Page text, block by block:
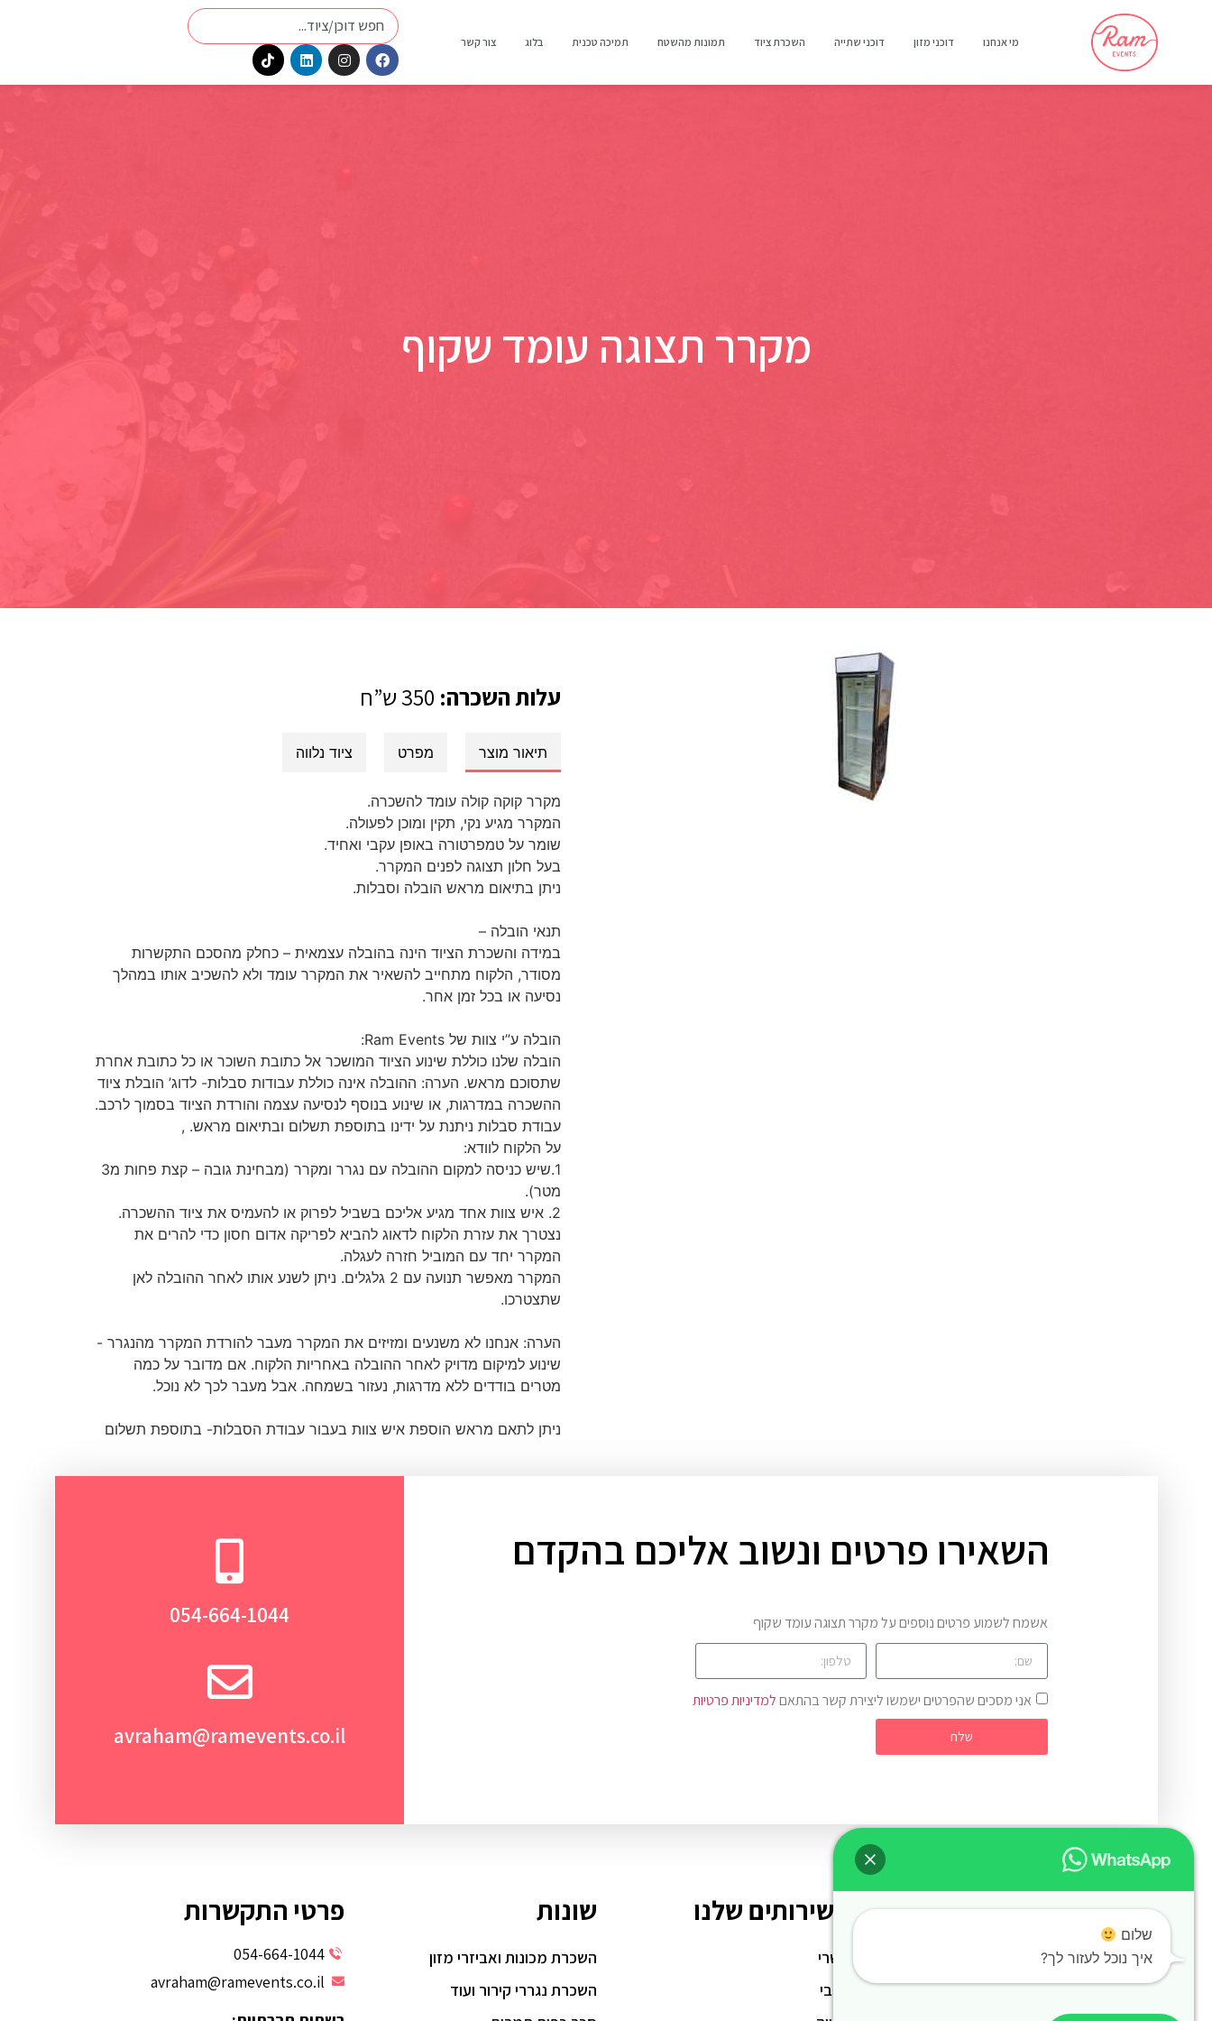
מי אנחנו דוכני מזון דוכני שתייה השכרת ציוד תמונות מהשטח תמיכה טכנית בלוג צור קשר
מקרר תצוגה עומד שקוף
עלות השכרה: 350 ש”ח
תיאור מוצר מפרט ציוד נלווה
מקרר קוקה קולה עומד להשכרה.
המקרר מגיע נקי, תקין ומוכן לפעולה.
שומר על טמפרטורה באופן עקבי ואחיד.
בעל חלון תצוגה לפנים המקרר.
ניתן בתיאום מראש הובלה וסבלות.
תנאי הובלה –
במידה והשכרת הציוד הינה בהובלה עצמאית – כחלק מהסכם התקשרות
מסודר, הלקוח מתחייב להשאיר את המקרר עומד ולא להשכיב אותו במהלך
נסיעה או בכל זמן אחר.
הובלה ע”י צוות של Ram Events:
הובלה שלנו כוללת שינוע הציוד המושכר אל כתובת השוכר או כל כתובת אחרת
שתסוכם מראש. הערה: ההובלה אינה כוללת עבודות סבלות- לדוג’ הובלת ציוד
ההשכרה במדרגות, או שינוע בנוסף לנסיעה עצמה והורדת הציוד בסמוך לרכב.
עבודת סבלות ניתנת על ידינו בתוספת תשלום ובתיאום מראש. ,
על הלקוח לוודא:
1.שיש כניסה למקום ההובלה עם נגרר ומקרר (מבחינת גובה – קצת פחות מ3
מטר).
2. איש צוות אחד מגיע אליכם בשביל לפרוק או להעמיס את ציוד ההשכרה.
נצטרך את עזרת הלקוח לדאוג להביא לפריקה אדום חסון כדי להרים את
המקרר יחד עם המוביל חזרה לעגלה.
המקרר מאפשר תנועה עם 2 גלגלים. ניתן לשנע אותו לאחר ההובלה לאן
שתצטרכו.
הערה: אנחנו לא משנעים ומזיזים את המקרר מעבר להורדת המקרר מהנגרר -
שינוע למיקום מדויק לאחר ההובלה באחריות הלקוח. אם מדובר על כמה
מטרים בודדים ללא מדרגות, נעזור בשמחה. אבל מעבר לכך לא נוכל.
ניתן לתאם מראש הוספת איש צוות בעבור עבודת הסבלות- בתוספת תשלום
השאירו פרטים ונשוב אליכם בהקדם
אשמח לשמוע פרטים נוספים על מקרר תצוגה עומד שקוף
אני מסכים שהפרטים ישמשו ליצירת קשר בהתאםלמדיניות פרטיות
שלח
054-664-1044
avraham@ramevents.co.il
ניווט מהיר
אודות
כל הדוכנים
השירותים שלנו
בשרי
חלבי
שונות
השכרת מכונות ואביזרי מזון
השכרת נגררי קירור ועוד
פרטי התקשרות
054-664-1044
avraham@ramevents.co.il
שלום
איך נוכל לעזור לך?